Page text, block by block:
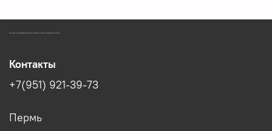
Контакты
+7(951) 921-39-73
Пермь